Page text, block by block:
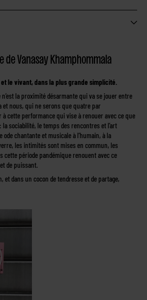
Vanasay Khamphommala
et le vivant, dans la plus grande simplicité.
la proximité désarmante qui va se jouer entre
et nous, qui ne serons que quatre par
cette performance qui vise à renouer avec ce que
sociabilité, le temps des rencontres et l’art
ode chantante et musicale à l’humain, à la
les intimités sont mises en commun, les
cette période pandémique renouent avec ce
de puissant.
et dans un cocon de tendresse et de partage,